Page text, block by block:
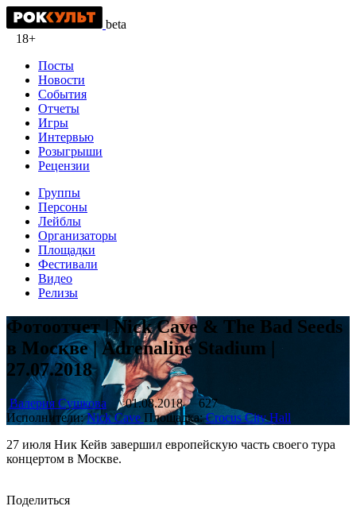
beta
18+
Посты
Новости
События
Отчеты
Игры
Интервью
Розыгрыши
Рецензии
Группы
Персоны
Лейблы
Организаторы
Площадки
Фестивали
Видео
Релизы
Фотоотчет | Nick Cave & The Bad Seeds
в Москве | Adrenaline Stadium |
27.07.2018
Валерия Сушкова 01.08.2018
627
Исполнители:Nick Cave Площадка:Crocus City Hall
27 июля Ник Кейв завершил европейскую часть своего тура
концертом в Москве.
Поделиться